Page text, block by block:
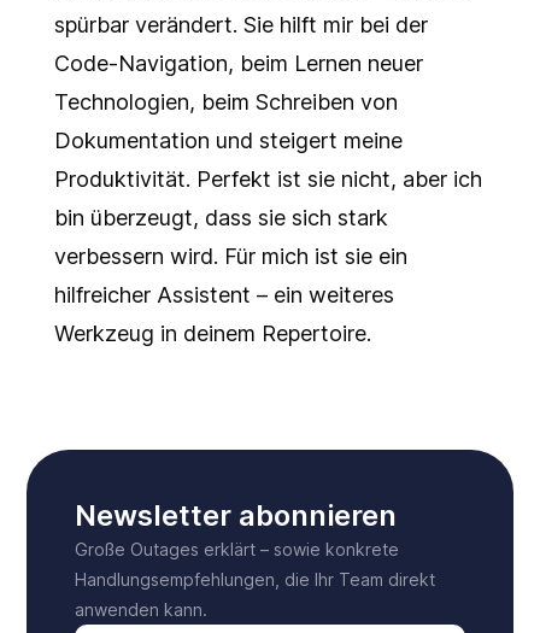
spürbar verändert. Sie hilft mir bei der
Code-Navigation, beim Lernen neuer
Technologien, beim Schreiben von
Dokumentation und steigert meine
Produktivität. Perfekt ist sie nicht, aber ich
bin überzeugt, dass sie sich stark
verbessern wird. Für mich ist sie ein
hilfreicher Assistent – ein weiteres
Werkzeug in deinem Repertoire.
Newsletter abonnieren
Große Outages erklärt – sowie konkrete
Handlungsempfehlungen, die Ihr Team direkt
anwenden kann.